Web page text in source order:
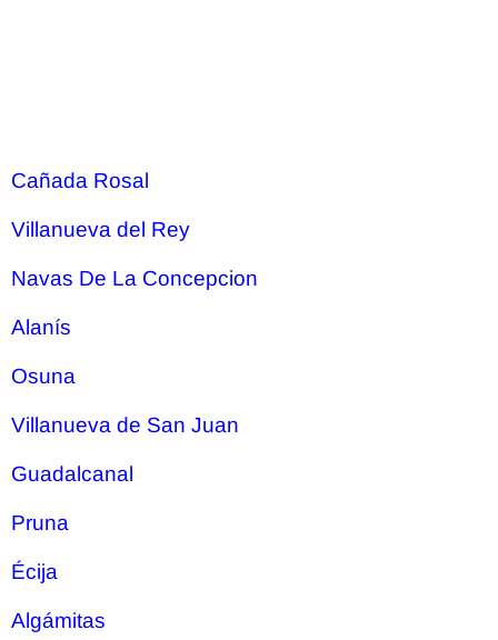
Cañada Rosal
Villanueva del Rey
Navas De La Concepcion
Alanís
Osuna
Villanueva de San Juan
Guadalcanal
Pruna
Écija
Algámitas